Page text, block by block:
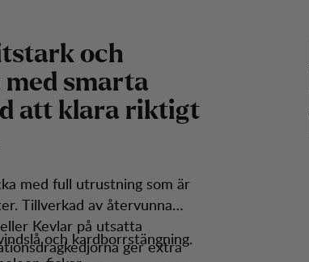
tstark och
med smarta
d att klara riktigt
med full utrustning som är
Tillverkad av återvunna
Kevlar på utsatta
ger extra
och kardborrstängning.